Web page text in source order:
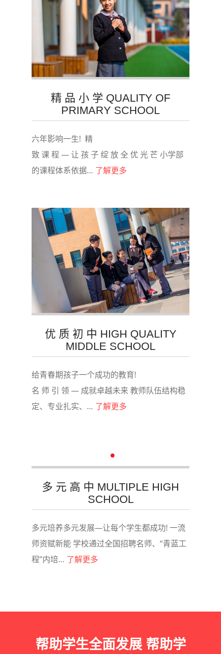
精 品 小 学 QUALITY OF
PRIMARY SCHOOL
六年影响一生! 精
致 课 程 — 让 孩 子 绽 放 全 优 光 芒 小学部
的课程体系依据… 了解更多
优 质 初 中 HIGH QUALITY
MIDDLE SCHOOL
给青春期孩子一个成功的教育!
名 师 引 领 — 成就卓越未来 教师队伍结构稳
定、专业扎实、… 了解更多
多 元 高 中 MULTIPLE HIGH
SCHOOL
多元培养多元发展—让每个学生都成功! 一流
师资赋新能 学校通过全国招聘名师、“青蓝工
程”内培… 了解更多
帮助学生全面发展 帮助学